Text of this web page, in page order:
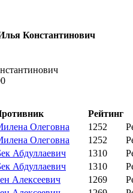
Константинович
Рейтинг
Олеговна 1252
Олеговна 1252
Абдуллаевич 1310
Абдуллаевич 1310
Алексеевич 1269